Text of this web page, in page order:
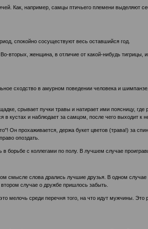
Как, например, самцы птичьего племени выделяют
спокойно сосуществуют весь оставшийся год.
женщина, в отличие от какой-нибудь тигрицы,
сходство в амурном поведении человека и
срывает пучки травы и натирает ими поясницу, где
кустах и наблюдает за самцом, после чего выходит к
Он прохаживается, держа букет цветов (трава!) за
опоздать.
борьбе с коллегами по полу. В лучшем случае
смысле слова дрались лучшие друзья. В одном случае
случае о дружбе пришлось забыть.
среди перечня того, на что идут мужчины. Это